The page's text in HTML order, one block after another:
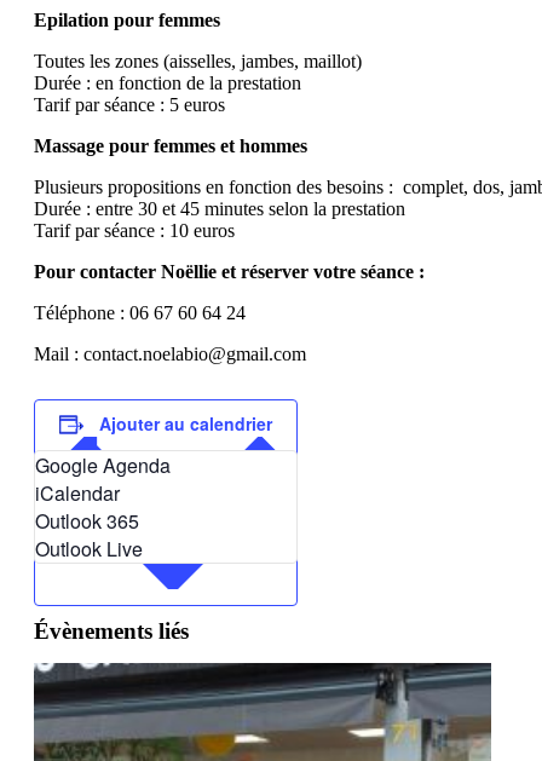
Epilation pour femmes
Toutes les zones (aisselles, jambes, maillot)
Durée : en fonction de la prestation
Tarif par séance : 5 euros
Massage pour femmes et hommes
Plusieurs propositions en fonction des besoins : complet, dos,
Durée : entre 30 et 45 minutes selon la prestation
Tarif par séance : 10 euros
Pour contacter Noëllie et réserver votre séance :
Téléphone : 06 67 60 64 24
Mail : contact.noelabio@gmail.com
Ajouter au calendrier
Google Agenda
iCalendar
Outlook 365
Outlook Live
Évènements liés